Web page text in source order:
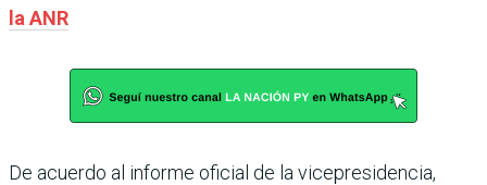
la ANR
De acuerdo al informe oficial de la vicepresidencia,